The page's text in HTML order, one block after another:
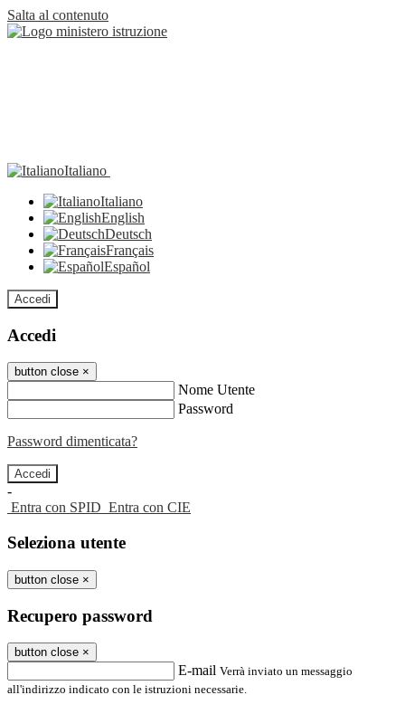
Salta al contenuto
Italiano
Italiano
English
Deutsch
Français
Español
Accedi
Accedi
button close ×
Nome Utente
Password
Password dimenticata?
-
Entra con SPID Entra con CIE
Seleziona utente
button close ×
Recupero password
button close ×
E-mail Verrà inviato un messaggio
all'indirizzo indicato con le istruzioni necessarie.